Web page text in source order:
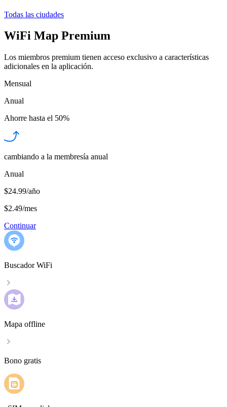
Todas las ciudades
WiFi Map Premium
Los miembros premium tienen acceso exclusivo a características
adicionales en la aplicación.
Mensual
Anual
Ahorre hasta el 50%
cambiando a la membresía anual
Anual
$24.99/año
$2.49/mes
Continuar
Buscador WiFi
Mapa offline
Bono gratis